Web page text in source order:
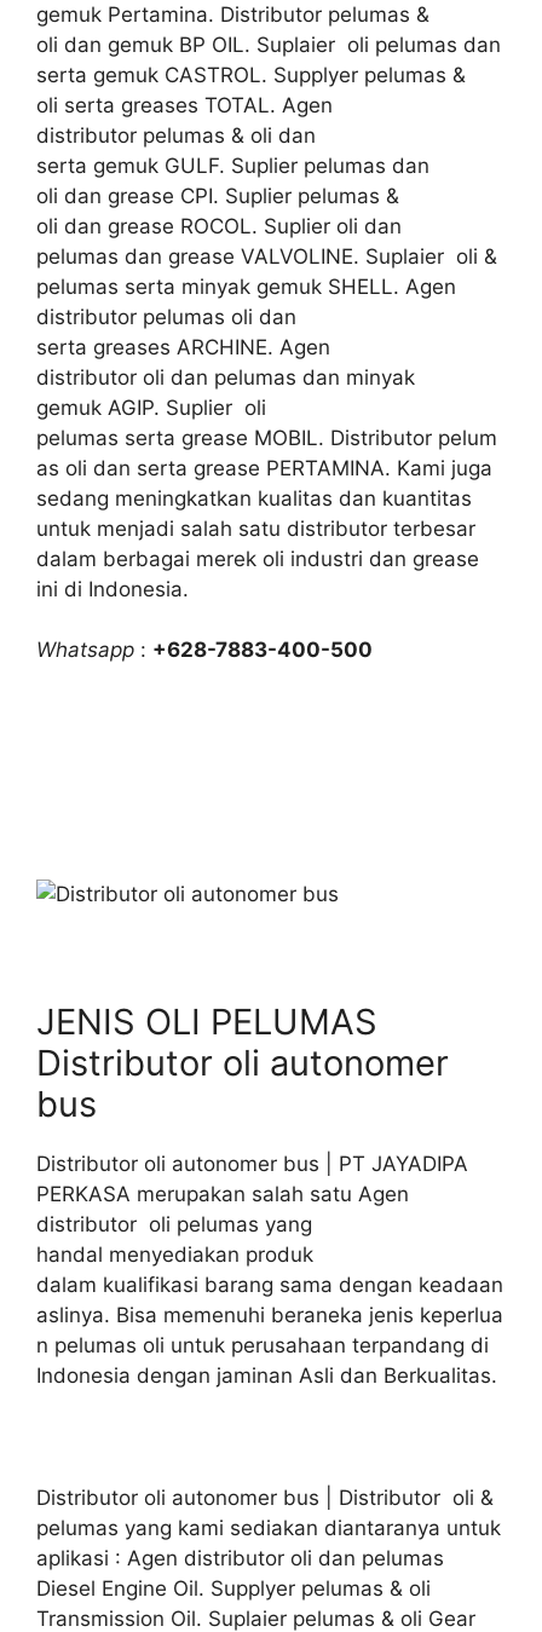
gemuk Pertamina. Distributor pelumas &
oli dan gemuk BP OIL. Suplaier oli pelumas dan
serta gemuk CASTROL. Supplyer pelumas &
oli serta greases TOTAL. Agen
distributor pelumas & oli dan
serta gemuk GULF. Suplier pelumas dan
oli dan grease CPI. Suplier pelumas &
oli dan grease ROCOL. Suplier oli dan
pelumas dan grease VALVOLINE. Suplaier oli &
pelumas serta minyak gemuk SHELL. Agen
distributor pelumas oli dan
serta greases ARCHINE. Agen
distributor oli dan pelumas dan minyak
gemuk AGIP. Suplier oli
pelumas serta grease MOBIL. Distributor pelum
as oli dan serta grease PERTAMINA. Kami juga
sedang meningkatkan kualitas dan kuantitas
untuk menjadi salah satu distributor terbesar
dalam berbagai merek oli industri dan grease
ini di Indonesia.
Whatsapp : +628-7883-400-500
JENIS OLI PELUMAS
Distributor oli autonomer
bus
Distributor oli autonomer bus | PT JAYADIPA
PERKASA merupakan salah satu Agen
distributor oli pelumas yang
handal menyediakan produk
dalam kualifikasi barang sama dengan keadaan
aslinya. Bisa memenuhi beraneka jenis keperlua
n pelumas oli untuk perusahaan terpandang di
Indonesia dengan jaminan Asli dan Berkualitas.
Distributor oli autonomer bus | Distributor oli &
pelumas yang kami sediakan diantaranya untuk
aplikasi : Agen distributor oli dan pelumas
Diesel Engine Oil. Supplyer pelumas & oli
Transmission Oil. Suplaier pelumas & oli Gear